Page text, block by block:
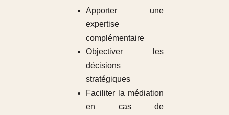
Apporter une
expertise
complémentaire
Objectiver les
décisions
stratégiques
Faciliter la médiation
en cas de